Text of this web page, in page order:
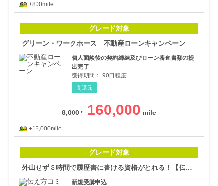
+800mile
グレード対象
グリーン・ワークホース 不動産ローンキャンペーン
個人面談後の契約締結及びローン審査書類の提
出完了
獲得期間： 90日程度
高還元
8,000 160,000
+16,000mile
グレード対象
外出せず３時間で履歴書に書ける資格がとれる！【伝え方コミュニケーション検定】
新規受講申込